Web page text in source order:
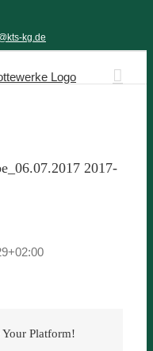
kg.de
2017-
Your Platform!